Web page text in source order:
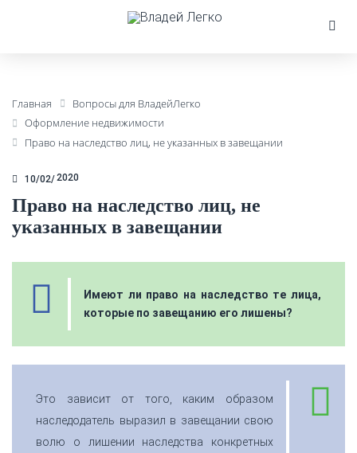
Главная
Вопросы для ВладейЛегко
Оформление недвижимости
Право на наследство лиц, не указанных в завещании
10/02 2020
Право на наследство лиц, не
указанных в завещании
Имеют ли право на наследство те лица,
которые по завещанию его лишены?
Это зависит от того, каким образом
наследодатель выразил в завещании свою
волю о лишении наследства конкретных